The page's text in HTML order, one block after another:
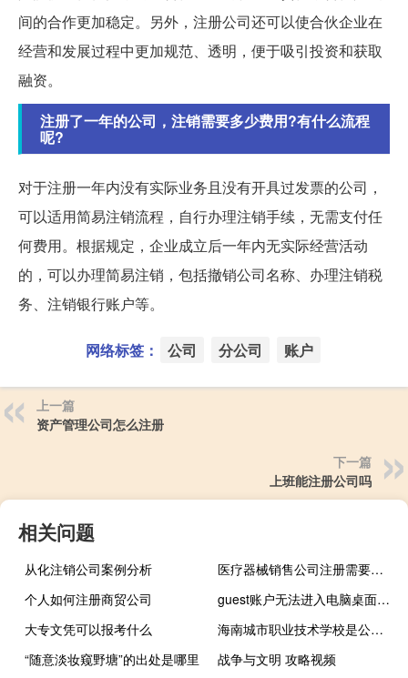
间的合作更加稳定。另外，注册公司还可以使合伙企业在
经营和发展过程中更加规范、透明，便于吸引投资和获取
融资。
注册了一年的公司，注销需要多少费用?有什么流程
呢?
对于注册一年内没有实际业务且没有开具过发票的公司，
可以适用简易注销流程，自行办理注销手续，无需支付任
何费用。根据规定，企业成立后一年内无实际经营活动
的，可以办理简易注销，包括撤销公司名称、办理注销税
务、注销银行账户等。
网络标签： 公司 分公司 账户
上一篇
资产管理公司怎么注册
下一篇
上班能注册公司吗
相关问题
从化注销公司案例分析
医疗器械销售公司注册需要什么条件
个人如何注册商贸公司
guest账户无法进入电脑桌面（guest账户是什么）
大专文凭可以报考什么
海南城市职业技术学校是公办的吗
“随意淡妆窥野塘”的出处是哪里
战争与文明 攻略视频